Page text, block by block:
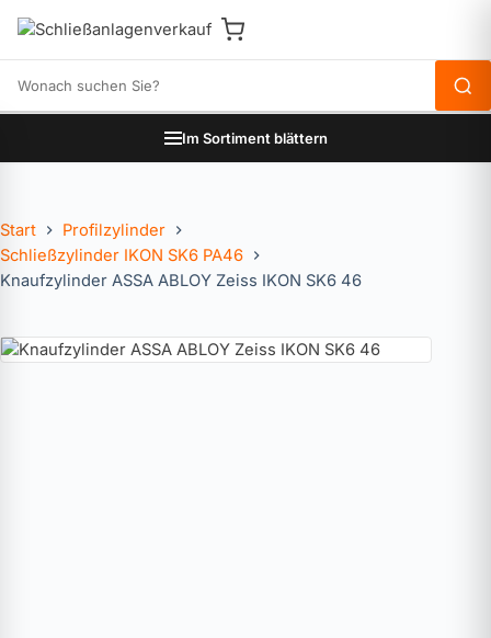
Im Sortiment blättern
Start
Profilzylinder
Schließzylinder IKON SK6 PA46
Knaufzylinder ASSA ABLOY Zeiss IKON SK6 46